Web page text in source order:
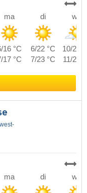
ma di wo
16 °C 6/22 °C
10/25
17 °C 7/23 °C 11/26
ma di wo